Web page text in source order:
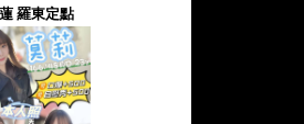
羅東定點